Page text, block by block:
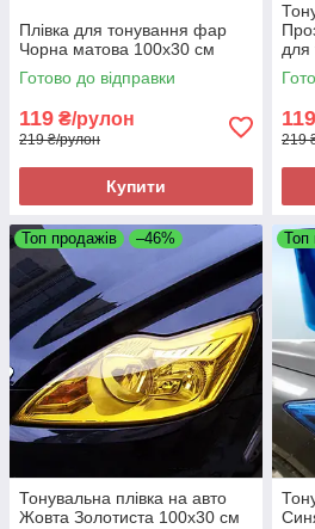
Плівка для тонування фар
Чорна матова 100х30 см
Готово до відправки
119 ₴/рулон
219 ₴/рулон
Купити
для
119
219
Топ продажів –46%
Тонувальна плівка на авто
Жовта Золотиста 100х30 см
Топ